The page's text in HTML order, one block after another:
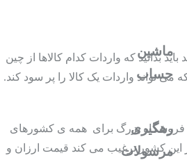
ماشین
حساب
رهگیری
مرسولات
بدانید که واردات کدام کالاها از چین
تواند واردات یک کالا را پر سود کند.
فروشگاه بزرگ برای همه­ ی کشورهای
این کشور ترغیب می کند قیمت ارزان و